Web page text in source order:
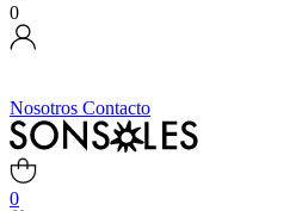
0
Nosotros Contacto
0